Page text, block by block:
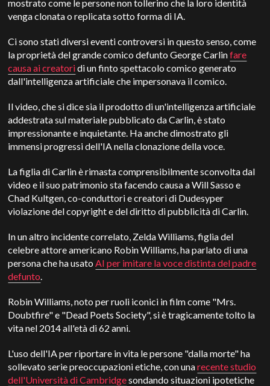
mostrato come le persone non tollerino che la loro identità
venga clonata o replicata sotto forma di IA.
Ci sono stati diversi eventi controversi in questo senso, come
la proprietà del grande comico defuntoGeorge Carlinfare
causa ai creatoridi un finto spettacolo comico generato
dall'intelligenza artificiale che impersonava il comico.
Il video, che si dice sia il prodotto di un'intelligenza artificiale
addestrata sul materiale pubblicato da Carlin, è stato
impressionante e inquietante. Ha anche dimostrato gli
immensi progressi dell'IA nella clonazione della voce.
La figlia di Carlin è rimasta comprensibilmente sconvolta dal
video e il suo patrimonio sta facendo causa a Will Sasso e
Chad Kultgen, co-conduttori e creatori di Dudesyper
violazione del copyright e del diritto di pubblicità di Carlin.
In un altro incidente correlato, Zelda Williams , figlia del
celebre attore americano Robin Williams, ha parlato di una
persona che ha usato AI per imitare la voce distinta del padre
defunto
Robin Williams, noto per ruoli iconici in film come "Mrs.
Doubtfire" e "Dead Poets Society", si è tragicamente tolto la
vita nel 2014 all'età di 62 anni.
L'uso dell'IA per riportare in vita le persone "dalla morte" ha
sollevato serie preoccupazioni etiche, con unarecente studio
dell'Università di Cambridgesondando situazioni ipotetiche